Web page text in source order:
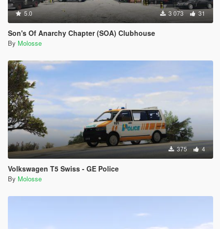
5.0 3 073 31
Son's Of Anarchy Chapter (SOA) Clubhouse
By Molosse
375 4
Volkswagen T5 Swiss - GE Police
By Molosse